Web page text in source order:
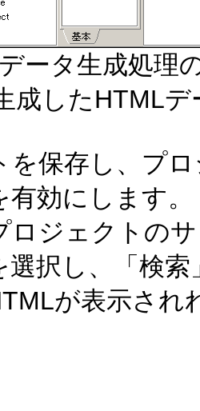
ータ生成処理
成したHTML
を保存し、プ
有効にします。
ロジェクトの
選択し、「検
が表示され